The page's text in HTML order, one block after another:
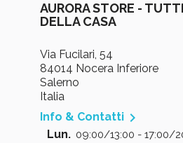
AURORA STORE -
DELLA CASA
Via Fucilari, 54
84014 Nocera Inferiore
Salerno
Italia
Info & Contatti 
Lun. 09:00/13:00 - 17:00/